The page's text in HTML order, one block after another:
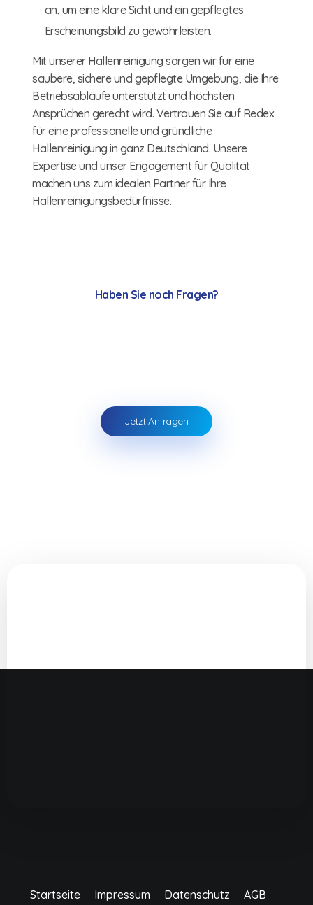
an, um eine klare Sicht und ein gepflegtes
Erscheinungsbild zu gewährleisten.
Mit unserer Hallenreinigung sorgen wir für eine
saubere, sichere und gepflegte Umgebung, die Ihre
Betriebsabläufe unterstützt und höchsten
Ansprüchen gerecht wird. Vertrauen Sie auf Redex
für eine professionelle und gründliche
Hallenreinigung in ganz Deutschland. Unsere
Expertise und unser Engagement für Qualität
machen uns zum idealen Partner für Ihre
Hallenreinigungsbedürfnisse.
Haben Sie noch Fragen?
Jetzt Anfragen!
Startseite Impressum Datenschutz AGB